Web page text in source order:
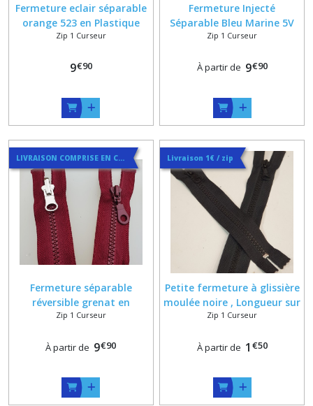
Fermeture eclair séparable
orange 523 en Plastique
Injecté 6 mm sur Mesure
Zip 1 Curseur
9€90
Fermeture Injecté
Séparable Bleu Marine 5V
Classique ou Réversible sur
Zip 1 Curseur
À partir de 9€90
LIVRAISON COMPRISE EN COURRIER SUIVI
Fermeture séparable
réversible grenat en
Plastique Injecté 6 mm sur
Zip 1 Curseur
À partir de 9€90
Livraison 1€ / zip
Petite fermeture à glissière
moulée noire , Longueur sur
mesure , 10 cm , 11 cm , 12
16 cm , 17 cm , 18 cm ,
Zip 1 Curseur
À partir de 1 €50